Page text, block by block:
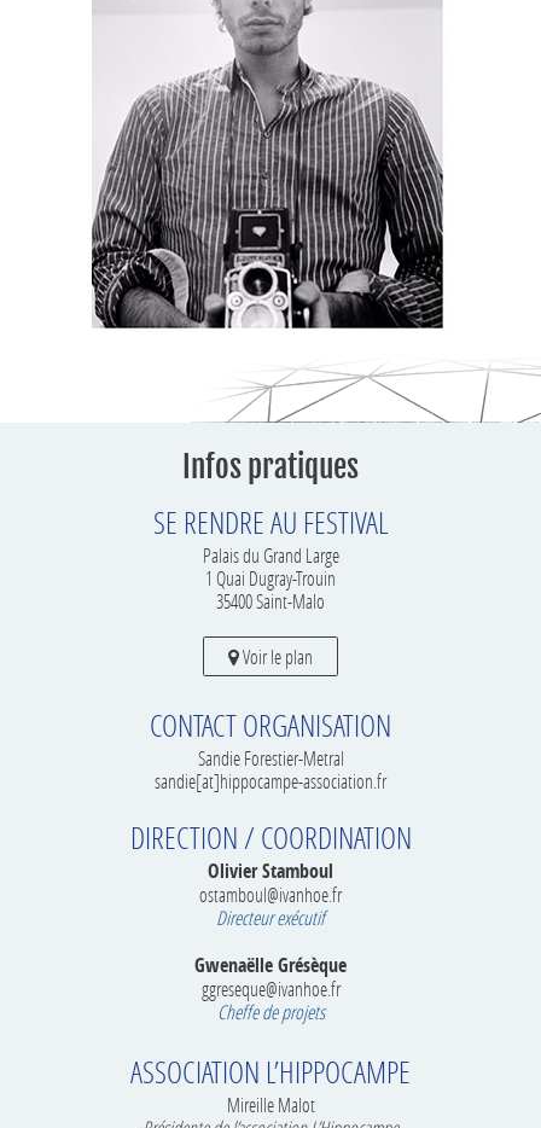
Infos pratiques
SE RENDRE AU FESTIVAL
Palais du Grand Large
1 Quai Dugray-Trouin
35400 Saint-Malo
Voir le plan
CONTACT ORGANISATION
Sandie Forestier-Metral
sandie[at]hippocampe-association.fr
DIRECTION / COORDINATION
Olivier Stamboul
ostamboul@ivanhoe.fr
Directeur exécutif
Gwenaëlle Grésèque
ggreseque@ivanhoe.fr
Cheffe de projets
ASSOCIATION L’HIPPOCAMPE
Mireille Malot